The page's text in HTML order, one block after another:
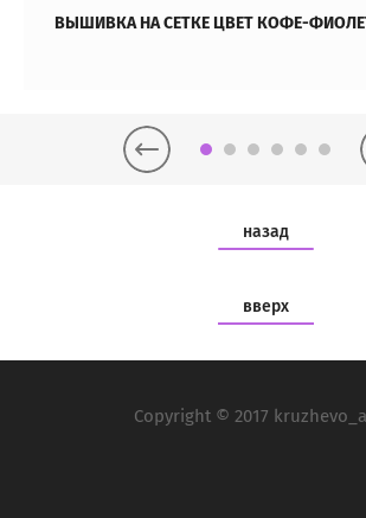
ВЫШИВКА НА СЕТКЕ ЦВЕТ КОФЕ-
назад
вверх
Copyright © 2017